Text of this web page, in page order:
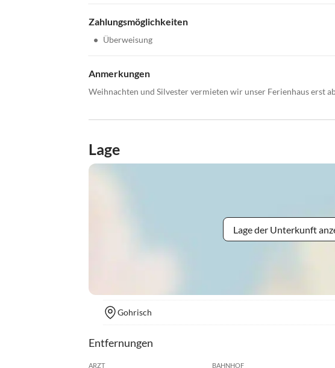
Zahlungsmöglichkeiten
• Überweisung
Anmerkungen
Weihnachten und Silvester vermieten wir unser Ferienhaus erst
Lage
Lage der Unterkunft
Gohrisch
Entfernungen
ARZT BAHNHOF